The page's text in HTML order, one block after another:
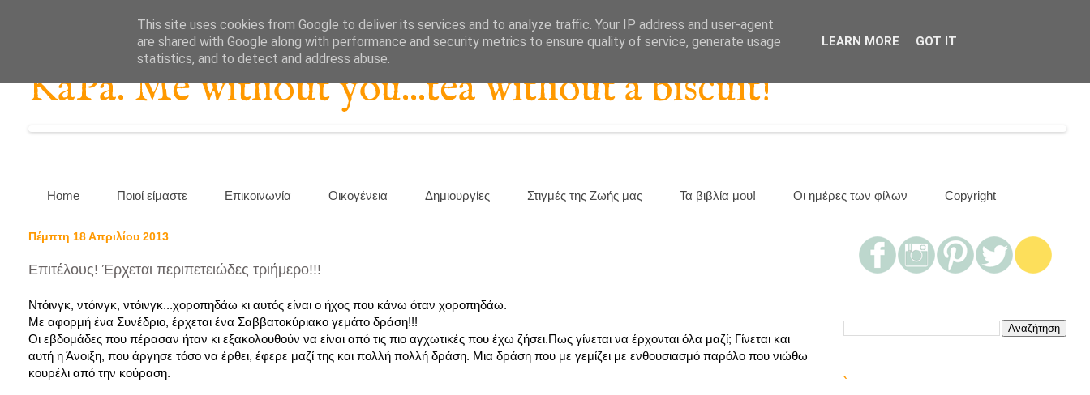
KaPa. Me without you...tea without a biscuit!
Home Ποιοί είμαστε Επικοινωνία Οικογένεια Δημιουργίες Στιγμές της Ζωής μας Τα βιβλία μου! Οι ημέρες των φίλων Copyright
Πέμπτη 18 Απριλίου 2013
Επιτέλους! Έρχεται περιπετειώδες τριήμερο!!!
Ντόινγκ, ντόινγκ, ντόινγκ...χοροπηδάω κι αυτός είναι ο ήχος που κάνω όταν χοροπηδάω.
Με αφορμή ένα Συνέδριο, έρχεται ένα Σαββατοκύριακο γεμάτο δράση!!!
Οι εβδομάδες που πέρασαν ήταν κι εξακολουθούν να είναι από τις πιο αγχωτικές που έχω ζήσει.Πως γίνεται να έρχονται όλα μαζί; Γίνεται και
αυτή η Άνοιξη, που άργησε τόσο να έρθει, έφερε μαζί της και πολλή πολλή δράση. Μια δράση που με γεμίζει με ενθουσιασμό παρόλο που νιώθω
κουρέλι από την κούραση.
`
This site uses cookies from Google to deliver its services and to analyze traffic. Your IP address and user-agent
are shared with Google along with performance and security metrics to ensure quality of service, generate usage
statistics, and to detect and address abuse.
LEARN MORE GOT IT